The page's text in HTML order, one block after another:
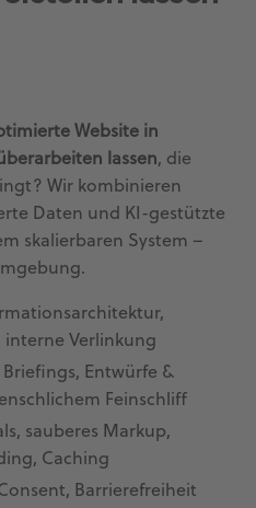
Website in
lassen, die
Wir kombinieren
Daten und KI-gestützte
skalierbaren System –
Verlinkung
Briefings, Entwürfe &
Feinschliff
sauberes Markup,
Caching
Barrierefreiheit